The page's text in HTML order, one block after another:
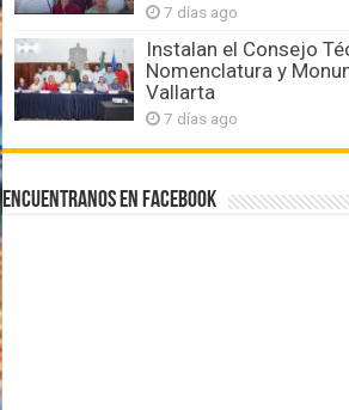
7 días ago
Instalan el Consejo
Nomenclatura y
Vallarta
7 días ago
Encuentranos en Facebook